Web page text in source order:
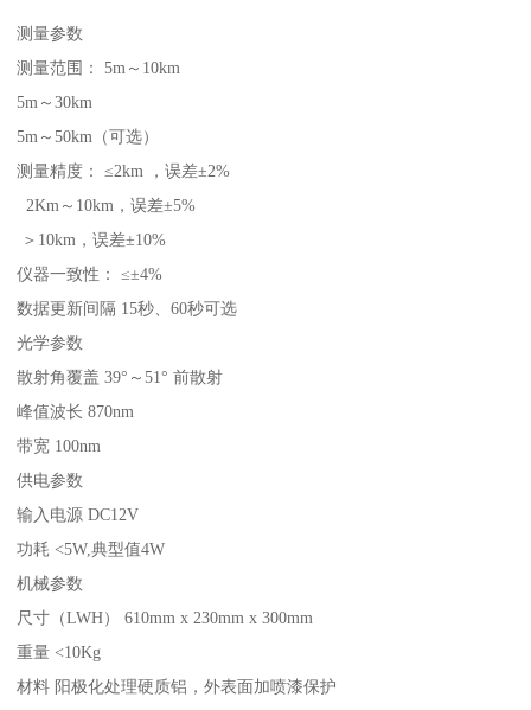
测量参数
测量范围： 5m～10km
5m～30km
5m～50km（可选）
测量精度： ≤2km ，误差±2%
2Km～10km，误差±5%
＞10km，误差±10%
仪器一致性： ≤±4%
数据更新间隔 15秒、60秒可选
光学参数
散射角覆盖 39°～51° 前散射
峰值波长 870nm
带宽 100nm
供电参数
输入电源 DC12V
功耗 <5W,典型值4W
机械参数
尺寸（LWH） 610mm x 230mm x 300mm
重量 <10Kg
材料 阳极化处理硬质铝，外表面加喷漆保护